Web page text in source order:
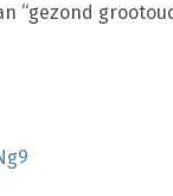
“gezond